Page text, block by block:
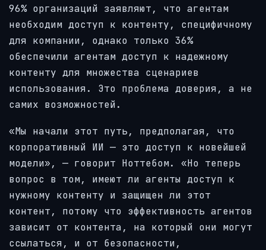
96% организаций заявляют, что агентам
необходим доступ к контенту, специфичному
для компании, однако только 36%
обеспечили агентам доступ к надежному
контенту для множества сценариев
использования. Это проблема доверия, а не
самих возможностей.
«Мы начали этот путь, предполагая, что
корпоративный ИИ — это доступ к новейшей
модели», — говорит Ноттебом. «Но теперь
вопрос в том, имеют ли агенты доступ к
нужному контенту и защищен ли этот
контент, потому что эффективность агентов
зависит от контента, на который они могут
ссылаться, и от безопасности,